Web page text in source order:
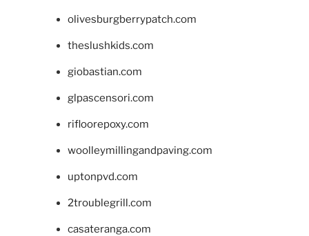
olivesburgberrypatch.com
theslushkids.com
giobastian.com
glpascensori.com
rifloorepoxy.com
woolleymillingandpaving.com
uptonpvd.com
2troublegrill.com
casateranga.com